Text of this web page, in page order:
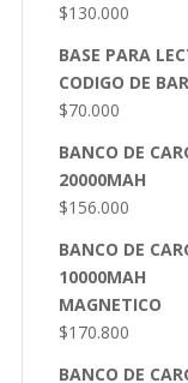
$130.000
BASE PARA
CODIGO DE
$70.000
BANCO DE
20000MAH
$156.000
BANCO DE
10000MAH
MAGNETICO
$170.800
BANCO DE